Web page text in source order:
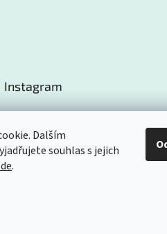
Dalším
souhlas s jejich
.
Instagram